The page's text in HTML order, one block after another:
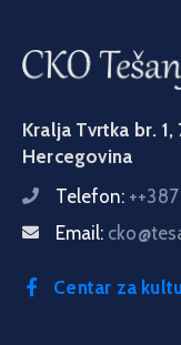
Kralja Tvrtka br.
Hercegovina
Telefon:
Email:
Centar za